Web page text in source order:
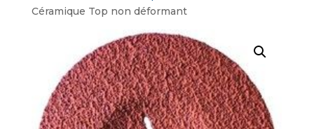
Céramique Top non déformant